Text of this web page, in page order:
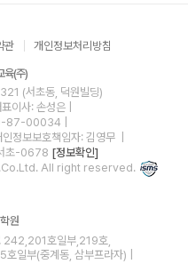
관 개인정보처리방침
육(주)
(서초동, 덕원빌딩)
이사: 손성은 |
87-00034
인정보보호책임자: 김영무
초-0678 [정보확인]
All right reserved.
원
242,201호일부,219호,
일부(중계동, 삼부프라자) |